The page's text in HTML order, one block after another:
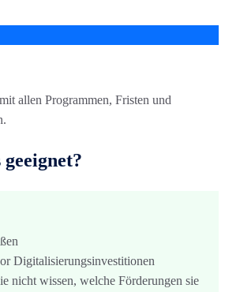
allen Programmen, Fristen und
Digitalisierungsinvestitionen
nicht wissen, welche Förderungen sie